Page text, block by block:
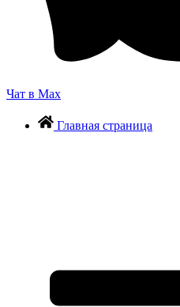
Чат в Max
Главная страница